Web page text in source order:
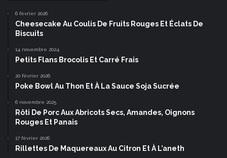
6 février 2026
Cheesecake Au Coulis De Fruits Rouges Et Éclats De
Biscuits
14 novembre 2024
Petits Flans Brocolis Et Carré Frais
20 février 2026
Poke Bowl Au Thon Et À La Sauce Soja Sucrée
6 novembre 2025
Rôti De Porc Aux Abricots Secs, Amandes, Oignons
Rouges Et Panais
17 février 2026
Rillettes De Maquereaux Au Citron Et À L’aneth